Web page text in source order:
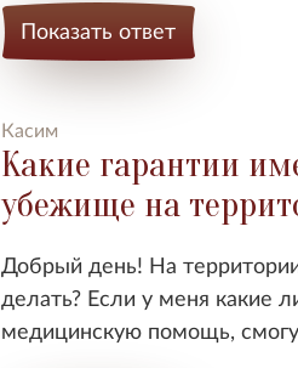
Показать ответ
Касим
Какие гарантии
убежище на
Добрый день! На
делать? Если у меня какие
медицинскую помощь,